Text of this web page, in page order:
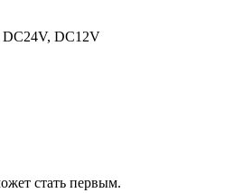
DC24V, DC12V
стать первым.